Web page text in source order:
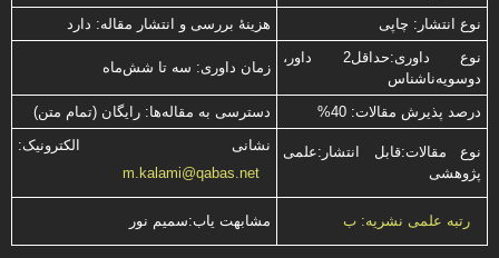
نوع انتشار: چاپی
هزینۀ بررسی و انتشار مقاله: دارد
نوع داوری:حداقل2 داور،
دوسویه‌ناشناس
زمان داوری: سه تا شش‌ماه
درصد پذیرش مقالات: 40% دسترسی به مقاله‌ها: رایگان (تمام متن)
نوع مقالات:قابل انتشار:علمی
پژوهشی
نشانی الکترونیک:
m.kalami@qabas.net
رتبه علمی نشریه: ب مشابهت ياب:سميم نور